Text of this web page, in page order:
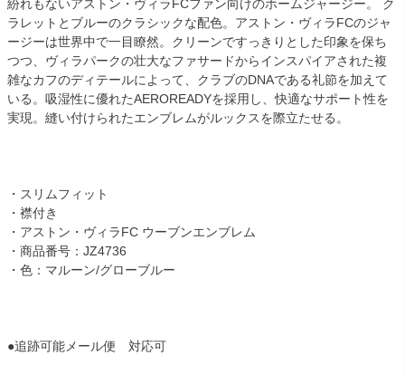
紛れもないアストン・ヴィラFCファン向けのホームジャージー。 ク
ラレットとブルーのクラシックな配色。アストン・ヴィラFCのジャ
ージーは世界中で一目瞭然。クリーンですっきりとした印象を保ち
つつ、ヴィラパークの壮大なファサードからインスパイアされた複
雑なカフのディテールによって、クラブのDNAである礼節を加えて
いる。吸湿性に優れたAEROREADYを採用し、快適なサポート性を
実現。縫い付けられたエンブレムがルックスを際立たせる。
・スリムフィット
・襟付き
・アストン・ヴィラFC ウーブンエンブレム
・商品番号：JZ4736
・色：マルーン/グローブルー
●追跡可能メール便 対応可